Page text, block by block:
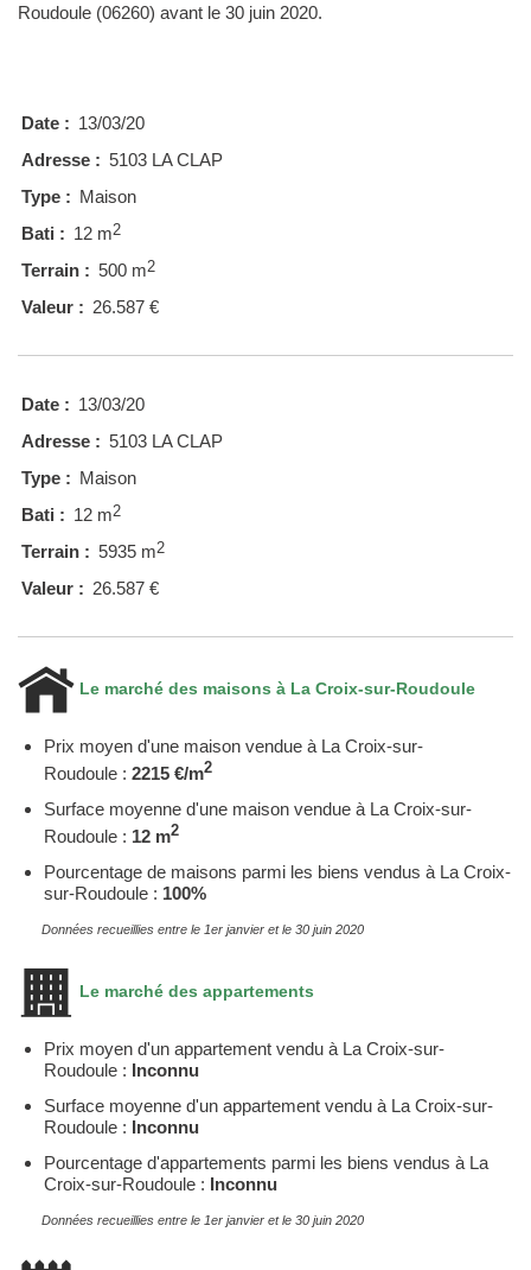
Roudoule (06260) avant le 30 juin 2020.
Date : 13/03/20
Adresse : 5103 LA CLAP
Type : Maison
Bati : 12 m2
Terrain : 500 m2
Valeur : 26.587 €
Date : 13/03/20
Adresse : 5103 LA CLAP
Type : Maison
Bati : 12 m2
Terrain : 5935 m2
Valeur : 26.587 €
Le marché des maisons à La Croix-sur-Roudoule
Prix moyen d'une maison vendue à La Croix-sur-
Roudoule : 2215 €/m2
Surface moyenne d'une maison vendue à La Croix-sur-
Roudoule : 12 m2
Pourcentage de maisons parmi les biens vendus à La Croix-
sur-Roudoule : 100%
Données recueillies entre le 1er janvier et le 30 juin 2020
Le marché des appartements
Prix moyen d'un appartement vendu à La Croix-sur-
Roudoule : Inconnu
Surface moyenne d'un appartement vendu à La Croix-sur-
Roudoule : Inconnu
Pourcentage d'appartements parmi les biens vendus à La
Croix-sur-Roudoule : Inconnu
Données recueillies entre le 1er janvier et le 30 juin 2020